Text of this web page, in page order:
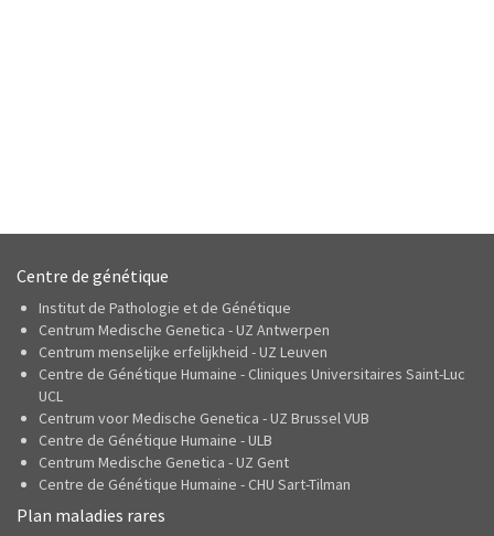
Centre de génétique
Institut de Pathologie et de Génétique
Centrum Medische Genetica - UZ Antwerpen
Centrum menselijke erfelijkheid - UZ Leuven
Centre de Génétique Humaine - Cliniques Universitaires Saint-Luc
UCL
Centrum voor Medische Genetica - UZ Brussel VUB
Centre de Génétique Humaine - ULB
Centrum Medische Genetica - UZ Gent
Centre de Génétique Humaine - CHU Sart-Tilman
Plan maladies rares